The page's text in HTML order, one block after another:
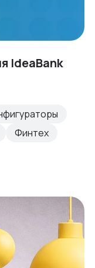
IdeaBank
Финтех